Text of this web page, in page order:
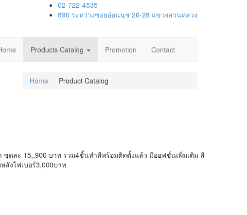
02-722-4535
890 ระหว่างซอยอ่อนนุช 26-28 แขวงสวนหลวง
Products Catalog Promotion Contact
Home Product Catalog
ดละ 15,,900 บาท รวม4ชิ้นทำสีพร้อมติดตั้งแล้ว มีออฟชั่นเพิ่มเติม สี
ลังไฟเบอร์3,000บาท